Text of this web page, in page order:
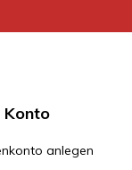
Konto
anlegen